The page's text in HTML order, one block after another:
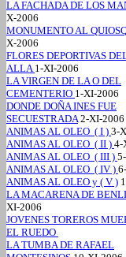
LA FACHADA DE LOS
X-2006
MONUMENTO AL
X-2006
FLORES DEPORTIVAS
ALLA1-XI-2006
LA VIRGEN DE LA O DEL
CEMENTERIO 1-XI-2006
DONDE DOÑA INES FUE
SECUESTRADA2-XI-2006
ANIMAS AL OLEO ( I ) 3-
ANIMAS AL OLEO ( II ) 4-
ANIMAS AL OLEO ( III )
ANIMAS AL OLEO ( IV )
ANIMAS AL OLEO y ( V )
LA MACARENA DE
XI-2006
JOVENES TOREROS
EL RUEDO
LA TUMBA DE RAFAEL